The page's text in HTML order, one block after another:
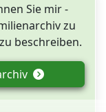
Sie mir -
zu
beschreiben.